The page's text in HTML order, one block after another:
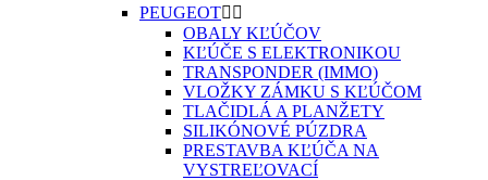
PEUGEOT 
OBALY KĽÚČOV
KĽÚČE S ELEKTRONIKOU
TRANSPONDER (IMMO)
VLOŽKY ZÁMKU S KĽÚČOM
TLAČIDLÁ A PLANŽETY
SILIKÓNOVÉ PÚZDRA
PRESTAVBA KĽÚČA NA
VYSTREĽOVACÍ